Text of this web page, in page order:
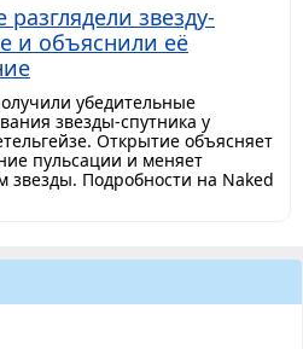
звезду-
и объяснили её
убедительные
звезды-спутника у
Открытие объясняет
пульсации и меняет
звезды. Подробности на Naked